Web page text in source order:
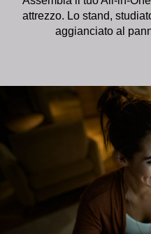
attrezzo. Lo stand,
aggianciato al